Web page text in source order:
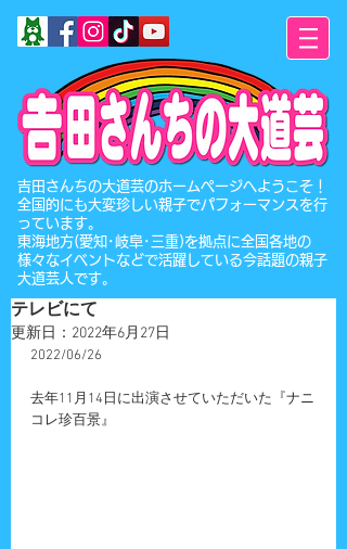
​吉田さんちの大道芸のホームページへようこそ！
全国的にも大変珍しい親子でパフォーマンスを行
っています。
東海地方(愛知･岐阜･三重)を拠点に全国各地の
様々なイベントなどで活躍している今話題の親子
大道芸人です。
テレビにて
更新日： 2022年6月27日
2022/06/26
去年11月14日に出演させていただいた『ナニ
コレ珍百景』